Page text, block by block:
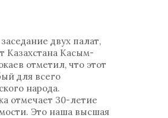
двух палат,
Казахстана Касым-
отметил, что этот
для всего
народа.
отмечает 30-летие
Это наша высшая